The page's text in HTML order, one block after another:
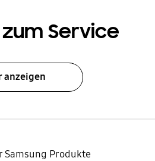
Service
anzeigen
Produkte